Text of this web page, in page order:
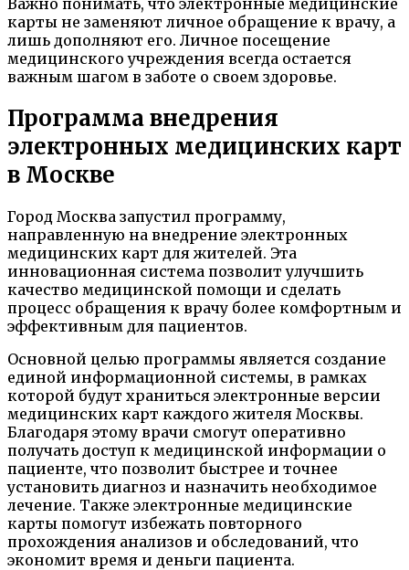
Важно понимать, что электронные медицинские
карты не заменяют личное обращение к врачу, а
лишь дополняют его. Личное посещение
медицинского учреждения всегда остается
важным шагом в заботе о своем здоровье.
Программа внедрения
электронных медицинских карт
в Москве
Город Москва запустил программу,
направленную на внедрение электронных
медицинских карт для жителей. Эта
инновационная система позволит улучшить
качество медицинской помощи и сделать
процесс обращения к врачу более комфортным и
эффективным для пациентов.
Основной целью программы является создание
единой информационной системы, в рамках
которой будут храниться электронные версии
медицинских карт каждого жителя Москвы.
Благодаря этому врачи смогут оперативно
получать доступ к медицинской информации о
пациенте, что позволит быстрее и точнее
установить диагноз и назначить необходимое
лечение. Также электронные медицинские
карты помогут избежать повторного
прохождения анализов и обследований, что
экономит время и деньги пациента.